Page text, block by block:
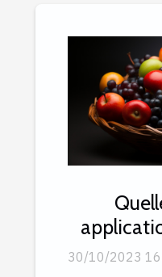
utiliser
30/10/2023